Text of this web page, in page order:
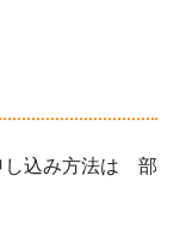
し込み方法は 部